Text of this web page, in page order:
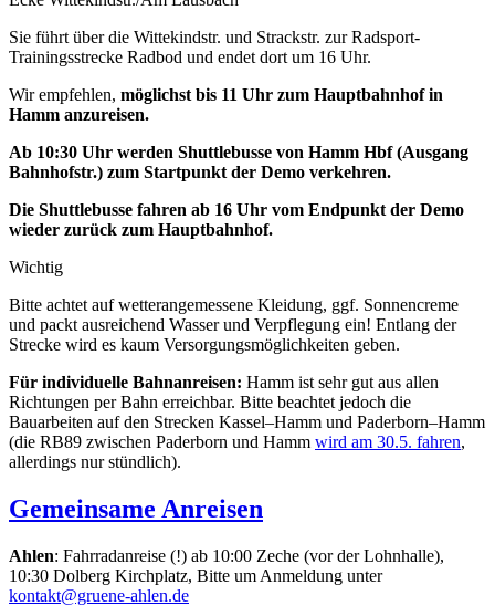
Sie führt über die Wittekindstr. und Strackstr. zur Radsport-
Trainingsstrecke Radbod und endet dort um 16 Uhr.
Wir empfehlen, möglichst bis 11 Uhr zum Hauptbahnhof in
Hamm anzureisen.
Ab 10:30 Uhr werden Shuttlebusse von Hamm Hbf (Ausgang
Bahnhofstr.) zum Startpunkt der Demo verkehren.
Die Shuttlebusse fahren ab 16 Uhr vom Endpunkt der Demo
wieder zurück zum Hauptbahnhof.
Wichtig
Bitte achtet auf wetterangemessene Kleidung, ggf. Sonnencreme
und packt ausreichend Wasser und Verpflegung ein! Entlang der
Strecke wird es kaum Versorgungsmöglichkeiten geben.
Für individuelle Bahnanreisen: Hamm ist sehr gut aus allen
Richtungen per Bahn erreichbar. Bitte beachtet jedoch die
Bauarbeiten auf den Strecken Kassel–Hamm und Paderborn–Hamm
(die RB89 zwischen Paderborn und Hamm wird am 30.5. fahren,
allerdings nur stündlich).
Gemeinsame Anreisen
Ahlen: Fahrradanreise (!) ab 10:00 Zeche (vor der Lohnhalle),
10:30 Dolberg Kirchplatz, Bitte um Anmeldung unter
kontakt@gruene-ahlen.de